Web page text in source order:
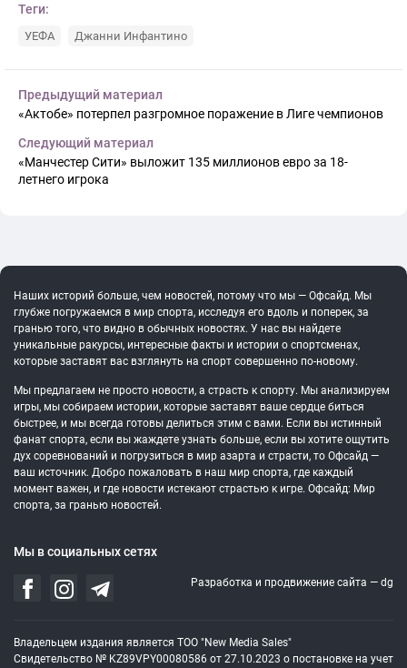
Теги:
УЕФА Джанни Инфантино
Предыдущий материал
«Актобе» потерпел разгромное поражение в Лиге чемпионов
Следующий материал
«Манчестер Сити» выложит 135 миллионов евро за 18-
летнего игрока
Наших историй больше, чем новостей, потому что мы — Офсайд. Мы
глубже погружаемся в мир спорта, исследуя его вдоль и поперек, за
гранью того, что видно в обычных новостях. У нас вы найдете
уникальные ракурсы, интересные факты и истории о спортсменах,
которые заставят вас взглянуть на спорт совершенно по-новому.
Мы предлагаем не просто новости, а страсть к спорту. Мы анализируем
игры, мы собираем истории, которые заставят ваше сердце биться
быстрее, и мы всегда готовы делиться этим с вами. Если вы истинный
фанат спорта, если вы жаждете узнать больше, если вы хотите ощутить
дух соревнований и погрузиться в мир азарта и страсти, то Офсайд —
ваш источник. Добро пожаловать в наш мир спорта, где каждый
момент важен, и где новости истекают страстью к игре. Офсайд: Мир
спорта, за гранью новостей.
Мы в социальных сетях
Разработка и продвижение сайта — dg
Владельцем издания является ТОО "New Media Sales"
Свидетельство № KZ89VPY00080586 от 27.10.2023 о постановке на учет